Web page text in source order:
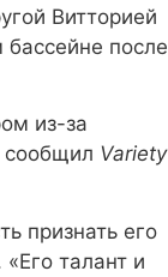
Витторией
после
из-за
сообщил Variety
признать его
талант и